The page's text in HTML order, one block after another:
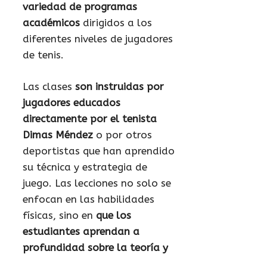
variedad de programas
académicos dirigidos a los
diferentes niveles de jugadores
de tenis.
Las clases son instruidas por
jugadores educados
directamente por el tenista
Dimas Méndez o por otros
deportistas que han aprendido
su técnica y estrategia de
juego. Las lecciones no solo se
enfocan en las habilidades
físicas, sino en que los
estudiantes aprendan a
profundidad sobre la teoría y